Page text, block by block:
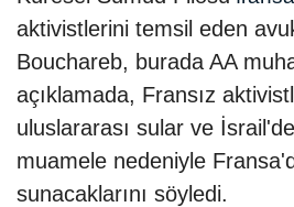
aktivistlerini temsil eden
Bouchareb, burada AA
açıklamada, Fransız
uluslararası sular ve
muamele nedeniyle
sunacaklarını söyledi.